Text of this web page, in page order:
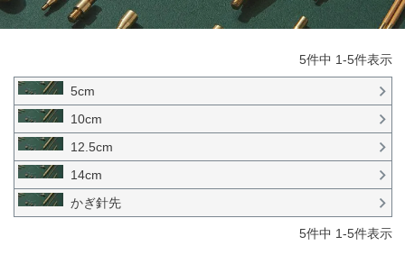
5件中 1-5件表示
5cm
10cm
12.5cm
14cm
かぎ針先
5件中 1-5件表示